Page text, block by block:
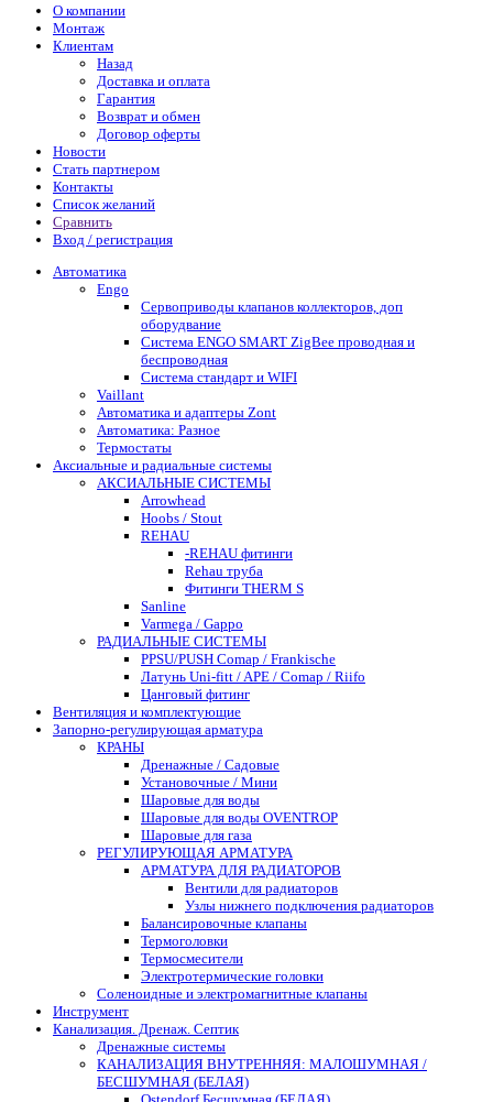
О компании
Монтаж
Клиентам
Назад
Доставка и оплата
Гарантия
Возврат и обмен
Договор оферты
Новости
Стать партнером
Контакты
Список желаний
Сравнить
Вход / регистрация
Автоматика
Engo
Сервоприводы клапанов коллекторов, доп
оборудвание
Система ENGO SMART ZigBee проводная и
беспроводная
Система стандарт и WIFI
Vaillant
Автоматика и адаптеры Zont
Автоматика: Разное
Термостаты
Аксиальные и радиальные системы
АКСИАЛЬНЫЕ СИСТЕМЫ
Arrowhead
Hoobs / Stout
REHAU
-REHAU фитинги
Rehau труба
Фитинги THERM S
Sanline
Varmega / Gappo
РАДИАЛЬНЫЕ СИСТЕМЫ
PPSU/PUSH Comap / Frankische
Латунь Uni-fitt / APE / Comap / Riifo
Цанговый фитинг
Вентиляция и комплектующие
Запорно-регулирующая арматура
КРАНЫ
Дренажные / Садовые
Установочные / Мини
Шаровые для воды
Шаровые для воды OVENTROP
Шаровые для газа
РЕГУЛИРУЮЩАЯ АРМАТУРА
АРМАТУРА ДЛЯ РАДИАТОРОВ
Вентили для радиаторов
Узлы нижнего подключения радиаторов
Балансировочные клапаны
Термоголовки
Термосмесители
Электротермические головки
Соленоидные и электромагнитные клапаны
Инструмент
Канализация. Дренаж. Септик
Дренажные системы
КАНАЛИЗАЦИЯ ВНУТРЕННЯЯ: МАЛОШУМНАЯ /
БЕСШУМНАЯ (БЕЛАЯ)